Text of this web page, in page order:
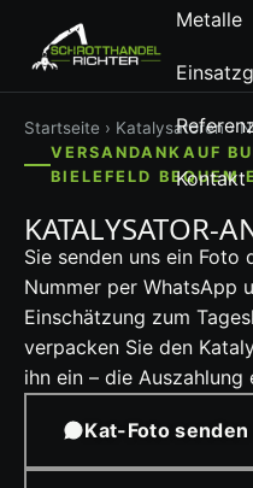
Metalle
Kontakt
Startseite › Katalysatoren›
VERSANDANKAUF
BIELEFELD BEQUEM
KATALYSATOR-
Sie senden uns ein
Nummer per WhatsApp
Einschätzung zum
verpacken Sie den
ihn ein – die
Kat-Foto senden